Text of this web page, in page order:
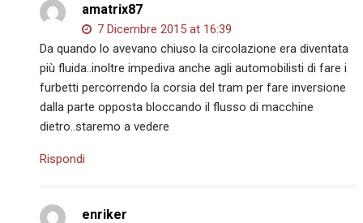
amatrix87
7 Dicembre 2015 at 16:39
Da quando lo avevano chiuso la circolazione era diventata
più fluida..inoltre impediva anche agli automobilisti di fare i
furbetti percorrendo la corsia del tram per fare inversione
dalla parte opposta bloccando il flusso di macchine
dietro..staremo a vedere
Rispondi
enriker